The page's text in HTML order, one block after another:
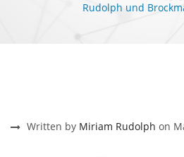
Rudolph und
Written by Miriam Rudolph on